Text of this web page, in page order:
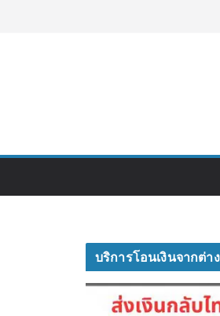
บริการโอนเงินจากต่า